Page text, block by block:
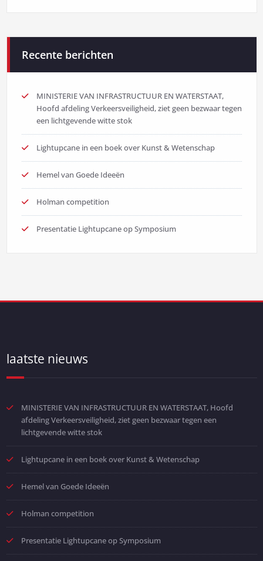
Recente berichten
MINISTERIE VAN INFRASTRUCTUUR EN WATERSTAAT,
Hoofd afdeling Verkeersveiligheid, ziet geen bezwaar tegen
een lichtgevende witte stok
Lightupcane in een boek over Kunst & Wetenschap
Hemel van Goede Ideeën
Holman competition
Presentatie Lightupcane op Symposium
laatste nieuws
MINISTERIE VAN INFRASTRUCTUUR EN WATERSTAAT, Hoofd
afdeling Verkeersveiligheid, ziet geen bezwaar tegen een
lichtgevende witte stok
Lightupcane in een boek over Kunst & Wetenschap
Hemel van Goede Ideeën
Holman competition
Presentatie Lightupcane op Symposium